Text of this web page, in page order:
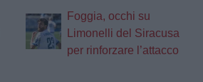
Foggia, occhi su
Limonelli del Siracusa
per rinforzare l’attacco